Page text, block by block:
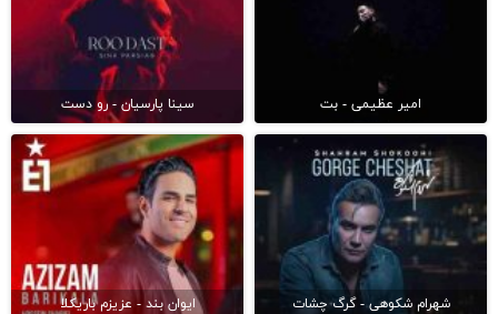
امیر عظیمی - بت سینا پارسیان - رو دست
شهرام شکوهی - گرگ چشات ایوان بند - عزیزم باریکلا